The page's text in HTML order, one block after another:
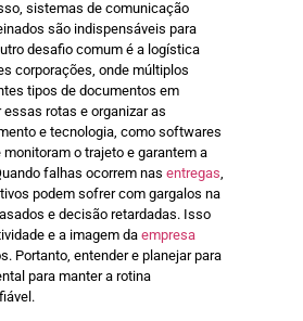
sistemas de comunicação
são indispensáveis para
desafio comum é a logística
corporações, onde múltiplos
tipos de documentos em
rotas e organizar as
e tecnologia, como softwares
monitoram o trajeto e garantem a
falhas ocorrem nas entregas
podem sofrer com gargalos na
e decisão retardadas. Isso
e a imagem da empresa
Portanto, entender e planejar para
para manter a rotina